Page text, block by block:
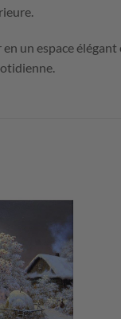
un espace